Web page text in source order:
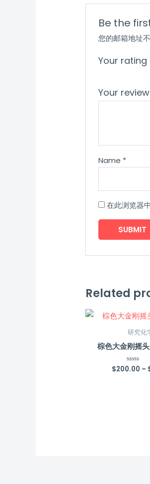
Be the
您的邮箱地址
Your rating
Your review
Name *
在此浏览器
Related
研究化
棕色大金刚摇
Rated
0
$200.00 –